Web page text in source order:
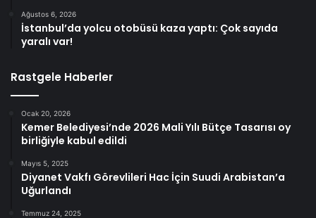
Ağustos 6, 2026
İstanbul’da yolcu otobüsü kaza yaptı: Çok sayıda
yaralı var!
Rastgele Haberler
Ocak 20, 2026
Kemer Belediyesi’nde 2026 Mali Yılı Bütçe Tasarısı oy
birliğiyle kabul edildi
Mayıs 5, 2025
Diyanet Vakfı Görevlileri Hac İçin Suudi Arabistan’a
Uğurlandı
Temmuz 24, 2025